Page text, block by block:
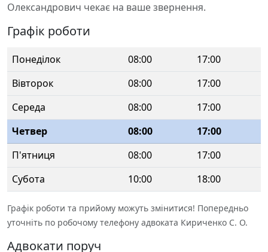
Олександрович чекає на ваше звернення.
Графік роботи
Понеділок 08:00
17:00
Вівторок
08:00
17:00
Середа
08:00
17:00
Четвер
08:00
17:00
П'ятниця
08:00
17:00
Субота
10:00 18:00
Графік роботи та прийому можуть змінитися! Попередньо
уточніть по робочому телефону адвоката Кириченко С. О.
Адвокати поруч